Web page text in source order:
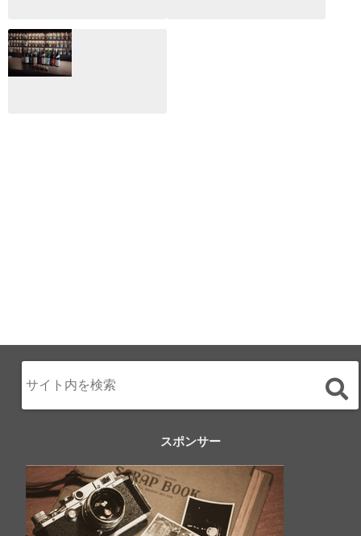
月のホテル☆4日
間限定！クリスマ
スディナーブッフ
ェ開催☆
スポンサー